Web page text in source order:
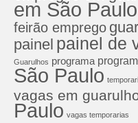
em São Paulo
feirão emprego
painel painel de
Guarulhos programa
São Paulo
vagas em
Paulo vagas temporarias